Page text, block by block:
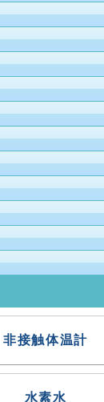
非接触体温計
水素水